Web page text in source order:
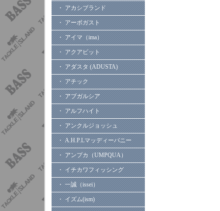
・ アカシブランド
・ アーボガスト
・ アイマ（ima）
・ アクアビット
・ アダスタ (ADUSTA)
・ アチック
・ アブガルシア
・ アルフハイト
・ アンクルジョッシュ
・ A.H.P.Lマッディーバニー
・ アンプカ（UMPQUA）
・ イチカワフィッシング
・ 一誠（issei）
・ イズム(ism)